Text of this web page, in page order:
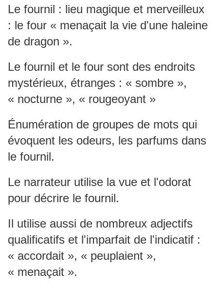
Le fournil : lieu magique et merveilleux
: le four « menaçait la vie d'une haleine
de dragon ».
Le fournil et le four sont des endroits
mystérieux, étranges : « sombre »,
« nocturne », « rougeoyant »
Énumération de groupes de mots qui
évoquent les odeurs, les parfums dans
le fournil.
Le narrateur utilise la vue et l'odorat
pour décrire le fournil.
Il utilise aussi de nombreux adjectifs
qualificatifs et l'imparfait de l'indicatif :
« accordait », « peuplaient »,
« menaçait ».